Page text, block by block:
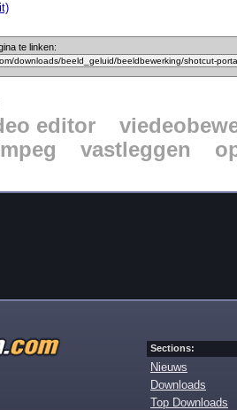
te linken:
editor
vastleggen
Sections:
Nieuws
Downloads
Top Downloads